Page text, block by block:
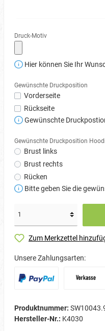
Druck-Motiv
Hier können Sie Ihr
Gewünschte Druckposition
Vorderseite
Rückseite
Gewünschte
Gewünschte Druckposition
Brust links
Brust rechts
Rücken
Bitte geben Sie die
Zum Merkzettel
Unsere Zahlungsarten:
Produktnummer:
Hersteller-Nr.: K4030